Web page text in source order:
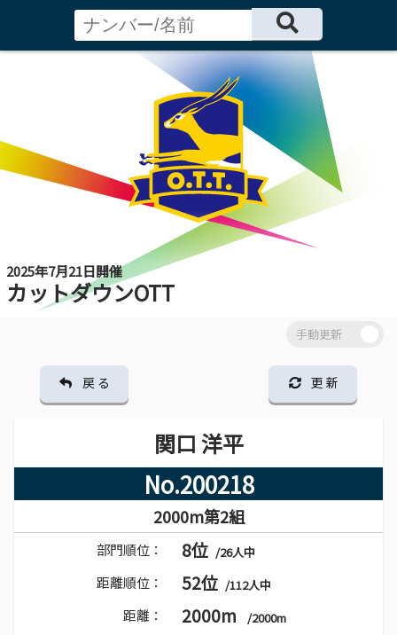
2025年7月21日開催
カットダウンOTT
戻 る 更 新
関口 洋平
No.200218
2000m第2組
部門順位： 8位 /26人中
距離順位： 52位 /112人中
距離： 2000m /2000m